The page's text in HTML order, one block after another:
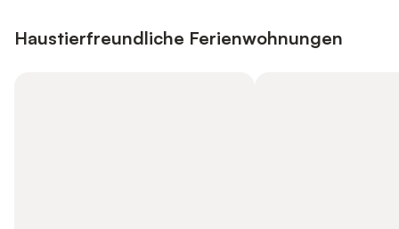
Haustierfreundliche Ferienwohnungen